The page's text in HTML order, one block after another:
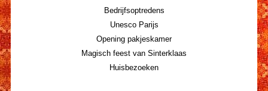
Bedrijfsoptredens
Unesco Parijs
Opening pakjeskamer
Magisch feest van Sinterklaas
Huisbezoeken